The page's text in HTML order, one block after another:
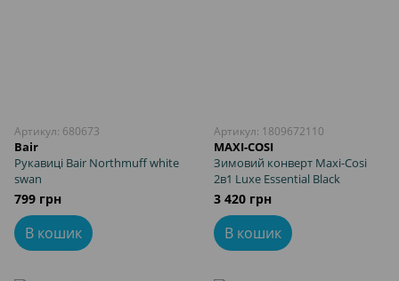
Артикул: 680673
Bair
Рукавиці Bair Northmuff white
swan
799 грн
В кошик
Артикул: 1809672110
MAXI-COSI
Зимовий конверт Maxi-Cosi
2в1 Luxe Essential Black
3 420 грн
В кошик